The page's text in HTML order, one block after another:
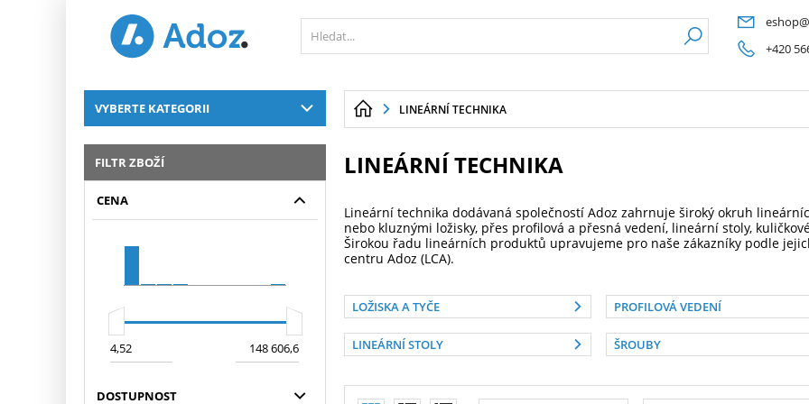
+420
VYBERTE KATEGORII
FILTR ZBOŽÍ
CENA
DOSTUPNOST
LINEÁRNÍ TECHNIKA
LINEÁRNÍ TECHNIKA
Lineární technika dodávaná společností Adoz zahrnuje široký okruh
nebo kluznými ložisky, přes profilová a přesná vedení, lineární stoly,
Širokou řadu lineárních produktů upravujeme pro naše zákazníky podle
centru Adoz (LCA).
LOŽISKA A TYČE PROFILOVÁ VEDENÍ
LINEÁRNÍ STOLY ŠROUBY